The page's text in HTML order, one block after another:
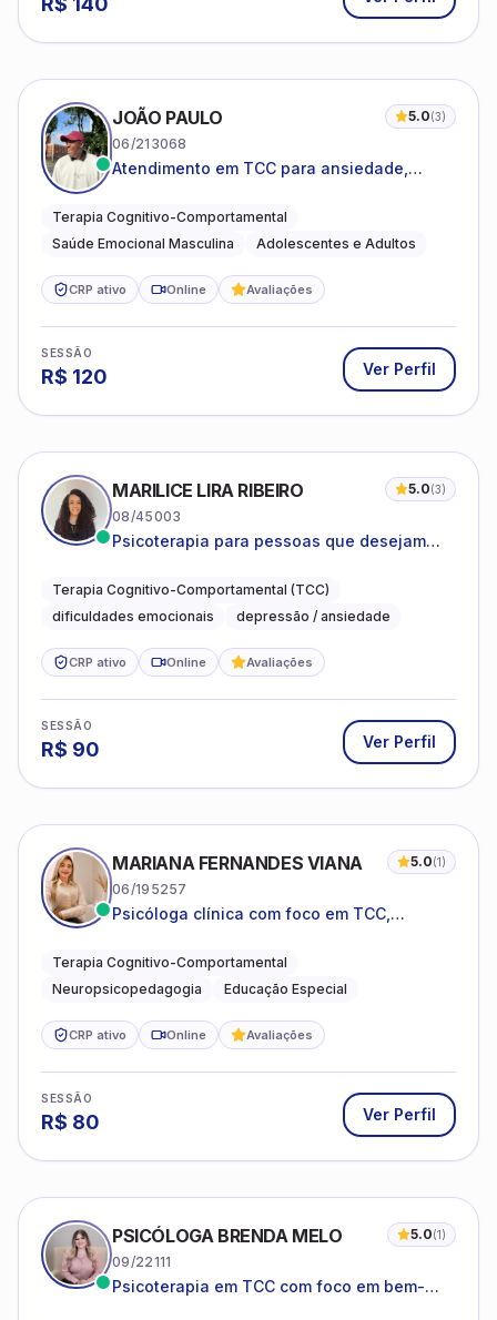
JOÃO PAULO 5.0(3)
06/213068
Atendimento em TCC para ansiedade,
emocional
Terapia Cognitivo-Comportamental
Saúde Emocional Masculina
Adolescentes e Adultos
CRP ativo Online Avaliações
SESSÃO
R$ 120 Ver Perfil
MARILICE LIRA RIBEIRO 5.0(3)
08/45003
Psicoterapia para pessoas que desejam
dificuldades do dia a dia
Terapia Cognitivo-Comportamental (TCC)
dificuldades emocionais
depressão / ansiedade
CRP ativo Online Avaliações
SESSÃO
R$ 90 Ver Perfil
MARIANA FERNANDES VIANA 5.0(1)
06/195257
Psicóloga clínica com foco em TCC,
do neurodesenvolvimento.
Terapia Cognitivo-Comportamental
Neuropsicopedagogia
Educação Especial
CRP ativo Online Avaliações
SESSÃO
R$ 80 Ver Perfil
PSICÓLOGA BRENDA MELO 5.0(1)
09/22111
Psicoterapia em TCC com foco em bem-